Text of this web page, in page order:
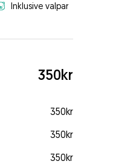
Inklusive valpar
350kr
350kr
350kr
350kr